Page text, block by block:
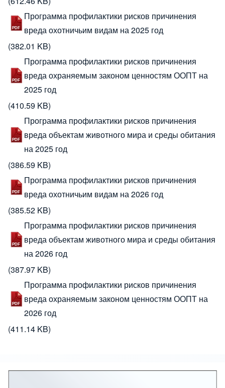
Программа профилактики рисков причинения
вреда охотничьим видам на 2025 год
(382.01 KB)
Программа профилактики рисков причинения
вреда охраняемым законом ценностям ООПТ на
2025 год
(410.59 KB)
Программа профилактики рисков причинения
вреда объектам животного мира и среды обитания
на 2025 год
(386.59 KB)
Программа профилактики рисков причинения
вреда охотничьим видам на 2026 год
(385.52 KB)
Программа профилактики рисков причинения
вреда объектам животного мира и среды обитания
на 2026 год
(387.97 KB)
Программа профилактики рисков причинения
вреда охраняемым законом ценностям ООПТ на
2026 год
(411.14 KB)